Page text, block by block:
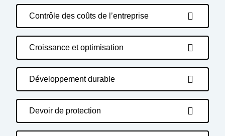
Contrôle des coûts de l’entreprise
Croissance et optimisation
Développement durable
Devoir de protection